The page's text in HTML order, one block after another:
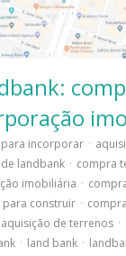
incorporar ·
landbank · compra
imobiliária ·
construir ·
de terrenos ·
· land bank ·